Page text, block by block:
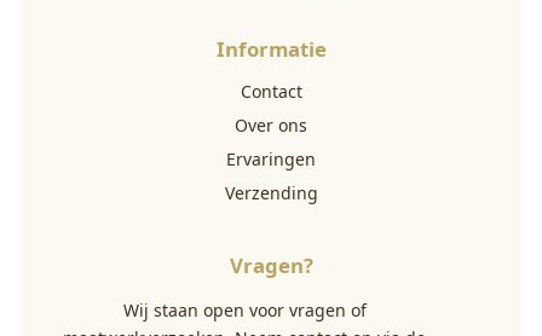
Informatie
Contact
Over ons
Ervaringen
Verzending
Vragen?
Wij staan open voor vragen of